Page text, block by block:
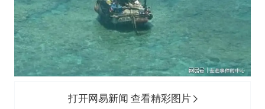
打开网易新闻 查看精彩图片